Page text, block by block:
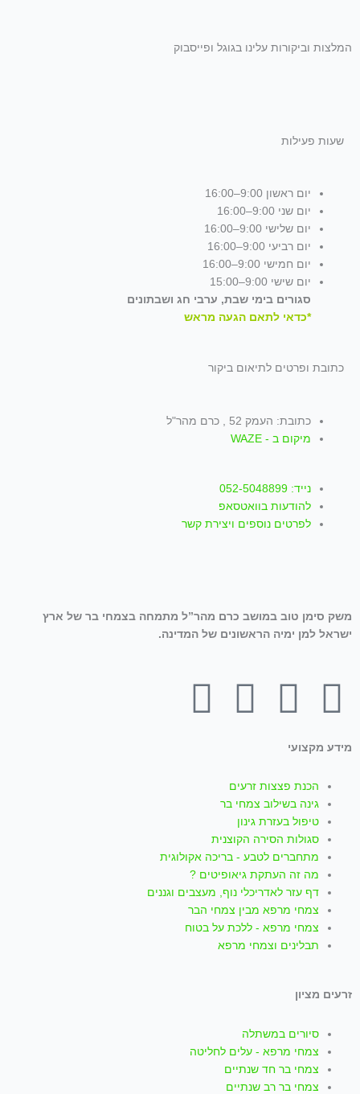
המלצות וביקורות עלינו בגוגל ופייסבוק
שעות פעילות
יום ראשון 9:00–16:00
יום שני 9:00–16:00
יום שלישי 9:00–16:00
יום רביעי 9:00–16:00
יום חמישי 9:00–16:00
יום שישי 9:00–15:00
סגורים בימי שבת, ערבי חג ושבתונים
*כדאי לתאם הגעה מראש
כתובת ופרטים לתיאום ביקור
כתובת: העמק 52 , כרם מהר"ל
מיקום ב - WAZE
נייד: 052-5048899
להודעות בוואטסאפ
לפרטים נוספים ויצירת קשר
משק סימן טוב במושב כרם מהר”ל מתמחה בצמחי בר של ארץ
ישראל למן ימיה הראשונים של המדינה.
F
a
c
e
b
o
o
k
f
Y
o
u
t
u
b
e
I
s
t
a
g
r
m
W
s
a
p
k
מידע מקצועי
הכנת פצצות זרעים
גינה בשילוב צמחי בר
טיפול בעזרת גינון
סגולות הסירה הקוצנית
מתחברים לטבע - בריכה אקולוגית
מה זה העתקת גיאופיטים ?
דף עזר לאדריכלי נוף, מעצבים וגננים
צמחי מרפא מבין צמחי הבר
צמחי מרפא - ללכת על בטוח
תבלינים וצמחי מרפא
זרעים מציון
סיורים במשתלה
צמחי מרפא - עלים לחליטה
צמחי בר חד שנתיים
צמחי בר רב שנתיים